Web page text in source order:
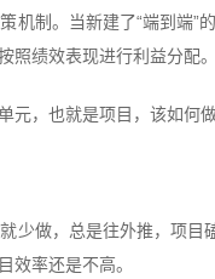
制。当新建了“端到端”
绩效表现进行利益分配。
，也就是项目，该如何做
做，总是往外推，项目
效率还是不高。